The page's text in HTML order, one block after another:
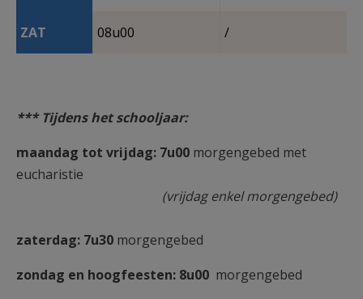
ZAT 08u00 /
*** Tijdens het schooljaar:
maandag tot vrijdag: 7u00 morgengebed met
eucharistie
(vrijdag enkel morgengebed)
zaterdag: 7u30 morgengebed
zondag en hoogfeesten: 8u00 morgengebed